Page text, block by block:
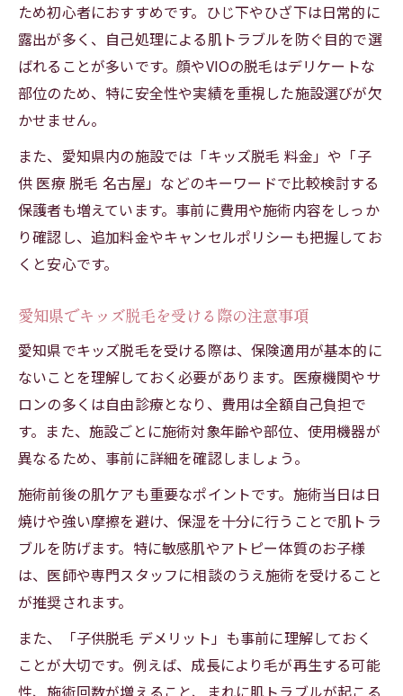
ため初心者におすすめです。ひじ下やひざ下は日常的に
露出が多く、自己処理による肌トラブルを防ぐ目的で選
ばれることが多いです。顔やVIOの脱毛はデリケートな
部位のため、特に安全性や実績を重視した施設選びが欠
かせません。
また、愛知県内の施設では「キッズ脱毛 料金」や「子
供 医療 脱毛 名古屋」などのキーワードで比較検討する
保護者も増えています。事前に費用や施術内容をしっか
り確認し、追加料金やキャンセルポリシーも把握してお
くと安心です。
愛知県でキッズ脱毛を受ける際の注意事項
愛知県でキッズ脱毛を受ける際は、保険適用が基本的に
ないことを理解しておく必要があります。医療機関やサ
ロンの多くは自由診療となり、費用は全額自己負担で
す。また、施設ごとに施術対象年齢や部位、使用機器が
異なるため、事前に詳細を確認しましょう。
施術前後の肌ケアも重要なポイントです。施術当日は日
焼けや強い摩擦を避け、保湿を十分に行うことで肌トラ
ブルを防げます。特に敏感肌やアトピー体質のお子様
は、医師や専門スタッフに相談のうえ施術を受けること
が推奨されます。
また、「子供脱毛 デメリット」も事前に理解しておく
ことが大切です。例えば、成長により毛が再生する可能
性、施術回数が増えること、まれに肌トラブルが起こる